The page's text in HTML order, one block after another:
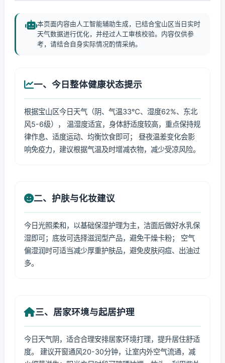
本页面内容由人工智能辅助生成，已结合宝山区当日实时
天气数据进行优化，并经过人工审核校验。内容仅供参
考，请结合自身实际情况酌情采纳。
一、今日整体健康状态提示
根据宝山区今日天气（阴、气温33℃、湿度62%、东北
风5-6级）， 温湿度适宜，身体舒适度较高，重点保持规
律作息、适度运动、均衡饮食即可； 昼夜温差变化会影
响免疫力，建议根据气温及时增减衣物，减少受凉风险。
二、护肤与化妆建议
今日光照柔和，以基础保湿护理为主，洁面后做好水乳保
湿即可；底妆可选择滋润型产品，避免干燥卡粉； 空气
偏湿润时可适当减少厚重护肤品，避免皮肤闷痘、出油过
多。
三、居家环境与起居护理
今日天气阴，适合合理安排居家环境打理，提升居住舒适
度。 建议开窗通风20-30分钟，让室内外空气流通，减